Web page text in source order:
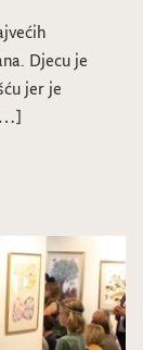
Djecu je
jer je